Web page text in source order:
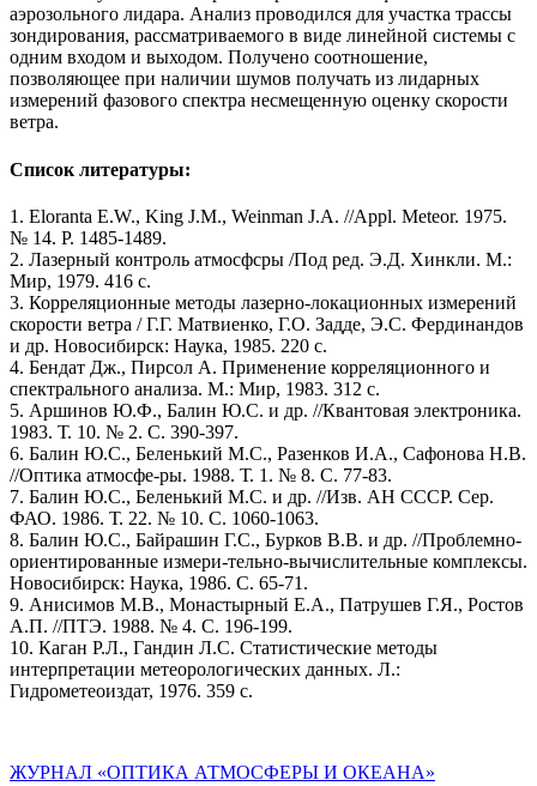
аэрозольного лидара. Анализ проводился для участка трассы
зондирования, рассматриваемого в виде линейной системы с
одним входом и выходом. Получено соотношение,
позволяющее при наличии шумов получать из лидарных
измерений фазового спектра несмещенную оценку скорости
ветра.
Список литературы:
1. Еlorantа Е.W., King J.М., Weinman J.A. //Appl. Meteor. 1975.
№ 14. Р. 1485-1489.
2. Лазерный контроль атмосфсры /Под ред. Э.Д. Хинкли. М.:
Мир, 1979. 416 с.
3. Корреляционные методы лазерно-локационных измерений
скорости ветра / Г.Г. Матвиенко, Г.О. Задде, Э.С. Фердинандов
и др. Новосибирск: Наука, 1985. 220 с.
4. Бендат Дж., Пирсол А. Применение корреляционного и
спектрального анализа. М.: Мир, 1983. 312 с.
5. Аршинов Ю.Ф., Балин Ю.С. и др. //Квантовая электроника.
1983. Т. 10. № 2. С. 390-397.
6. Балин Ю.С., Беленький М.С., Разенков И.А., Сафонова Н.В.
//Оптика атмосфе-ры. 1988. Т. 1. № 8. С. 77-83.
7. Балин Ю.С., Беленький М.С. и др. //Изв. АН СССР. Сер.
ФАО. 1986. Т. 22. № 10. С. 1060-1063.
8. Балин Ю.С., Байрашин Г.С., Бурков В.В. и др. //Проблемно-
ориентированные измери-тельно-вычислительные комплексы.
Новосибирск: Наука, 1986. С. 65-71.
9. Анисимов М.В., Монастырный Е.А., Патрушев Г.Я., Ростов
А.П. //ПТЭ. 1988. № 4. С. 196-199.
10. Каган Р.Л., Гандин Л.С. Статистические методы
интерпретации метеорологических данных. Л.:
Гидрометеоиздат, 1976. 359 с.
ЖУРНАЛ «ОПТИКА АТМОСФЕРЫ И ОКЕАНА»